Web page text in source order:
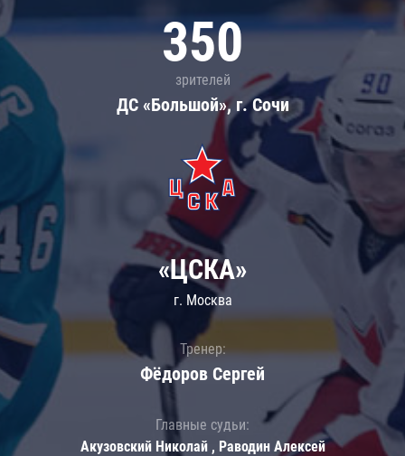
350
зрителей
ДС «Большой», г. Сочи
«ЦСКА»
г. Москва
Тренер:
Фёдоров Сергей
Главные судьи:
Акузовский Николай , Раводин Алексей